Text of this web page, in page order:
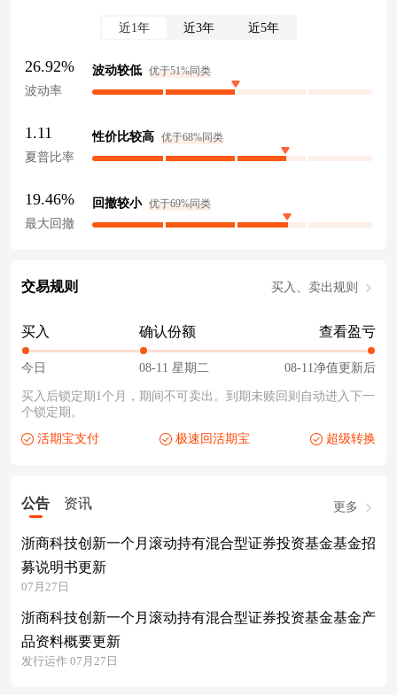
近1年 近3年 近5年
26.92%
波动率
波动较低 优于51%同类
1.11
夏普比率
性价比较高 优于68%同类
19.46%
最大回撤
回撤较小 优于69%同类
交易规则 买入、卖出规则
买入
今日
确认份额
08-11 星期二
查看盈亏
08-11净值更新后
买入后锁定期1个月，期间不可卖出。到期未赎回则自动进入下一
个锁定期。
活期宝支付
极速回活期宝 超级转换
公告 资讯 更多
浙商科技创新一个月滚动持有混合型证券投资基金基金招
募说明书更新
07月27日
浙商科技创新一个月滚动持有混合型证券投资基金基金产
品资料概要更新
发行运作 07月27日